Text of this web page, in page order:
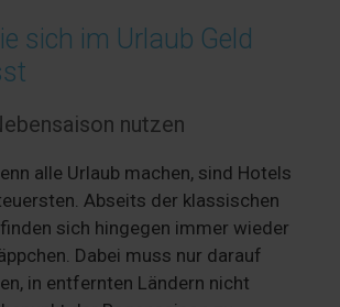
sich im Urlaub Geld
nutzen
alle Urlaub machen, sind Hotels
Abseits der klassischen
sich hingegen immer wieder
Dabei muss nur darauf
in entfernten Ländern nicht